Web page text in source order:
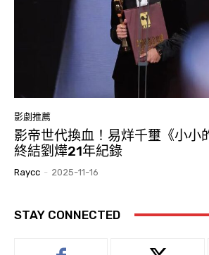
影劇推薦
影帝世代換血！易烊千璽《小小
終結劉燁21年紀錄
Raycc - 2025-11-16
STAY CONNECTED